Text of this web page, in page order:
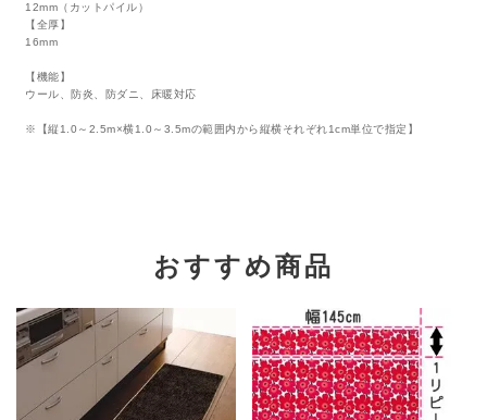
12mm（カットパイル）
【全厚】
16mm
【機能】
ウール、防炎、防ダニ、床暖対応
※【縦1.0～2.5m×横1.0～3.5mの範囲内から縦横それぞれ1cm単位で指定】
おすすめ商品